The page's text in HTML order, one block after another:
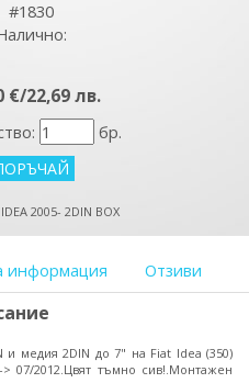
#1830
€/22,69 лв.
бр.
2005- 2DIN BOX
информация Отзиви
медия 2DIN до 7" на Fiat Idea (350)
07/2012.Цвят тъмно сив!.Монтажен